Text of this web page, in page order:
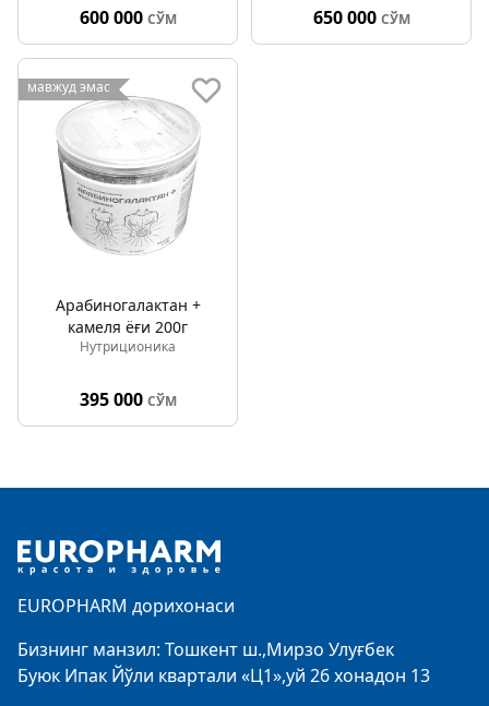
600 000 СЎМ 650 000 СЎМ
мавжуд эмас
Арабиногалактан +
камеля ёғи 200г
Нутриционика
395 000 СЎМ
EUROPHARM дорихонаси
Бизнинг манзил: Тошкент ш.,Мирзо Улуғбек
Буюк Ипак Йўли квартали «Ц1»,уй 26 хонадон 13